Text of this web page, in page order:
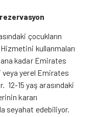
çocukların
kullanmaları
kadar Emirates
yerel Emirates
12-15 yaş arasındaki
kararı
seyahat edebiliyor.